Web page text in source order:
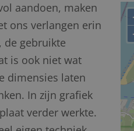
aandoen, maken
ons verlangen erin
de gebruikte
is ook niet wat
dimensies laten
In zijn grafiek
verder werkte.